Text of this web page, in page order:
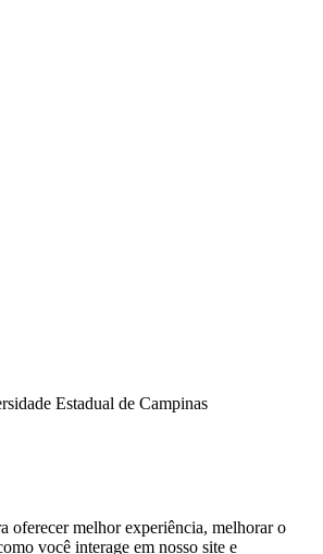
Estadual de Campinas
oferecer melhor experiência, melhorar o
você interage em nosso site e